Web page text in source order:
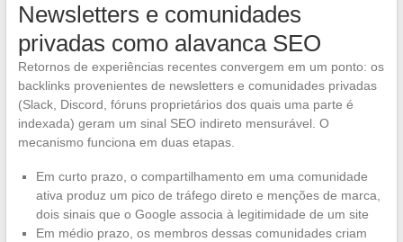
Newsletters e comunidades
privadas como alavanca SEO
Retornos de experiências recentes convergem em um ponto: os
backlinks provenientes de newsletters e comunidades privadas
(Slack, Discord, fóruns proprietários dos quais uma parte é
indexada) geram um sinal SEO indireto mensurável. O
mecanismo funciona em duas etapas.
Em curto prazo, o compartilhamento em uma comunidade
ativa produz um pico de tráfego direto e menções de marca,
dois sinais que o Google associa à legitimidade de um site
Em médio prazo, os membros dessas comunidades criam